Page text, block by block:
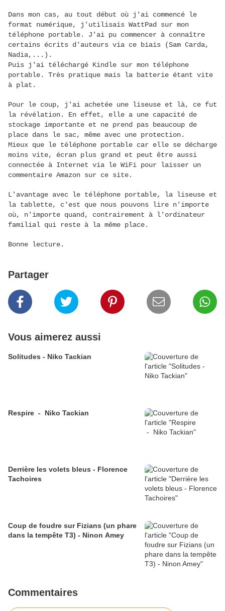
Dans mon cas, au tout début où j'ai commencé le
format numérique, j'utilisais WattPad sur mon
téléphone portable. J'ai pu commencer à connaître
certains écrits d'auteurs via ce biais (Sam Carda,
Nadia,...).
Puis j'ai téléchargé Kindle sur mon téléphone
portable. Très pratique mais la batterie étant vite
à plat.
Pour le coup, j'ai achetée une liseuse et là, ce fut
la révélation. En effet, elle a une capacité de
stockage importante et ne prend pas beaucoup de
place dans le sac, même avec une protection.
Mieux que le téléphone portable car elle se décharge
moins vite, écran plus grand et peut être aussi
connectée à Internet via le WiFi pour laisser un
commentaire Amazon sur ce site.
L'avantage avec le téléphone portable, la liseuse et
la tablette, c'est que nous pouvons lire n'importe
où, n'importe quand, contrairement à l'ordinateur
familial qui reste à la même place.
Bonne lecture.
Partager
Vous aimerez aussi
Solitudes - Niko Tackian
Respire - Niko Tackian
Derrière les volets bleus - Florence
Tachoires
Coup de foudre sur Fizians (un phare
dans la tempête T3) - Ninon Amey
Commentaires